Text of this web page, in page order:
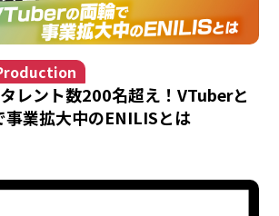
レント数200名超え！VTuberと
業拡大中のENILISとは